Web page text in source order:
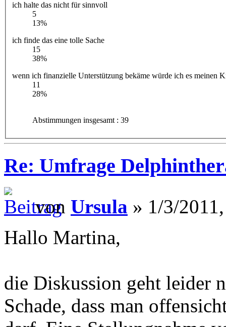
ich halte das nicht für sinnvoll
5
13%
ich finde das eine tolle Sache
15
38%
wenn ich finanzielle Unterstützung bekäme würde ich es meinen
11
28%
Abstimmungen insgesamt : 39
Re: Umfrage
von Ursula » 1/3/
Hallo Martina,
die Diskussion geht leider
Schade, dass man